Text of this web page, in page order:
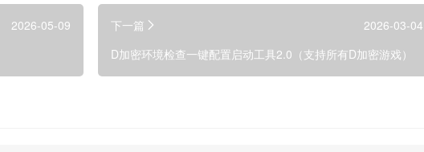
2026-05-09
下一篇
2026-03-04
D加密环境检查一键配置启动工具2.0（支持所有D加密游戏）